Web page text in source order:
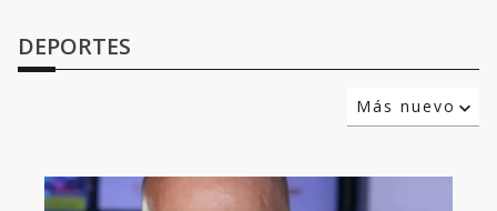
DEPORTES
Más nuevo